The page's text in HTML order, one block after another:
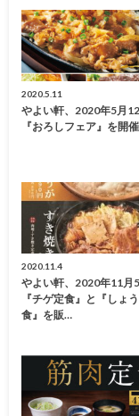
2020.5.11
やよい軒、2020年5月
『おろしフェア』を開催
2020.11.4
やよい軒、2020年11月
『チゲ定食』と『しょ
食』を販…